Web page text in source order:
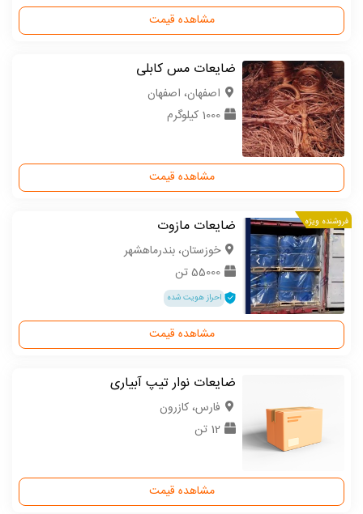
مشاهده قیمت
ضایعات مس کابلی
اصفهان، اصفهان
1000 کیلوگرم
مشاهده قیمت
فروشنده ویژه ضایعات مازوت
خوزستان، بندرماهشهر
55000 تن
احراز هویت شده
مشاهده قیمت
ضایعات نوار تیپ آبیاری
فارس، کازرون
12 تن
مشاهده قیمت